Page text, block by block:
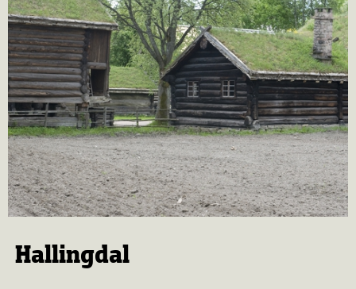
Hallingdal